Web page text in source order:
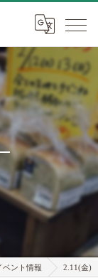
ベント情報 2.11(金)